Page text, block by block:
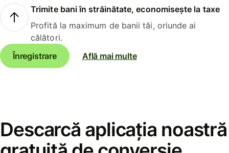
Trimite bani în străinătate, economisește la taxe
Profită la maximum de banii tăi, oriunde ai
călători.
Înregistrare
Află mai multe
Descarcă aplicația noastră